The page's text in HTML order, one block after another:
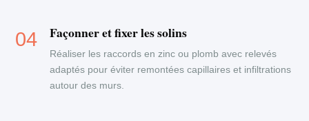
Façonner et fixer les solins
Réaliser les raccords en zinc ou plomb avec relevés
adaptés pour éviter remontées capillaires et infiltrations
autour des murs.